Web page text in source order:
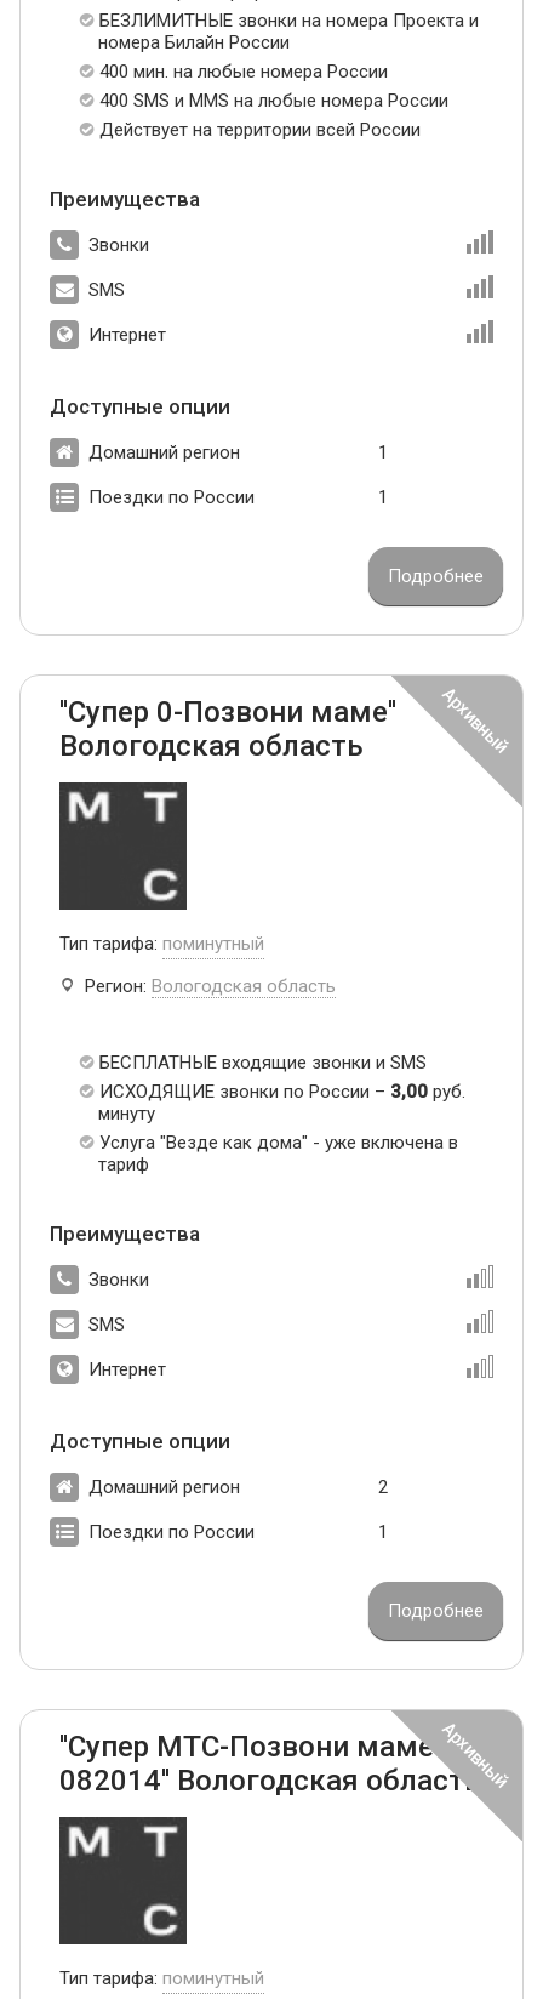
БЕЗЛИМИТНЫЕ звонки на номера Проекта и
номера Билайн России
400 мин. на любые номера России
400 SMS и MMS на любые номера России
Действует на территории всей России
Преимущества
Звонки
SMS
Интернет
Доступные опции
Домашний регион 1
Поездки по России 1
Подробнее
''Супер 0-Позвони маме''
Вологодская область
Тип тарифа: поминутный
Регион: Вологодская область
БЕСПЛАТНЫЕ входящие звонки и SMS
ИСХОДЯЩИЕ звонки по России – 3,00 руб.
минуту
Услуга "Везде как дома" - уже включена в
тариф
Преимущества
Звонки
SMS
Интернет
Доступные опции
Домашний регион 2
Поездки по России 1
Подробнее
''Супер МТС-Позвони маме
082014'' Вологодская область
Тип тарифа: поминутный